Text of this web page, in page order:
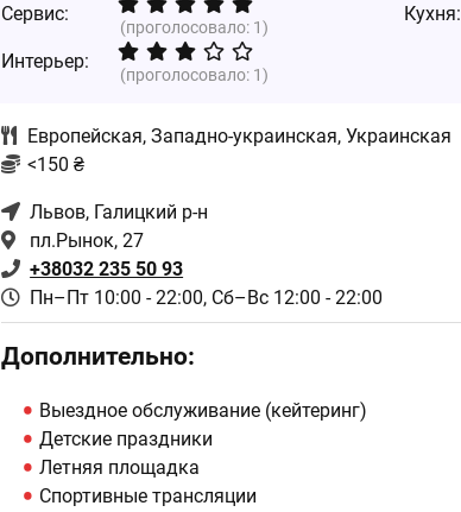
Сервис:
(проголосовало: 1)
Кухня:
Интерьер:
(проголосовало: 1)
Европейская,Западно-украинская,Украинская
<150 ₴
Львов, Галицкий р-н
пл.Рынок, 27
+38032 235 50 93
Пн–Пт 10:00 - 22:00, Сб–Вс 12:00 - 22:00
Дополнительно:
Выездное обслуживание (кейтеринг)
Детские праздники
Летняя площадка
Спортивные трансляции